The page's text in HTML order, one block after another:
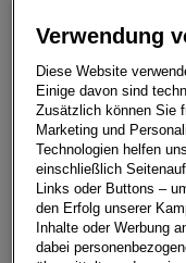
Wir
bewegen
Möchtest du
Verwendung
Diese Website
Einige davon sind
Zusätzlich können Sie
Marketing und
Technologien helfen
einschließlich
Links oder Buttons –
den Erfolg unserer
Inhalte oder Werbung
dabei